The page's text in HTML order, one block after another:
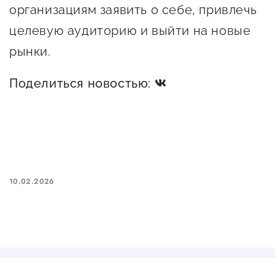
организациям заявить о себе, привлечь
целевую аудиторию и выйти на новые
рынки.
Поделиться новостью:
10.02.2026